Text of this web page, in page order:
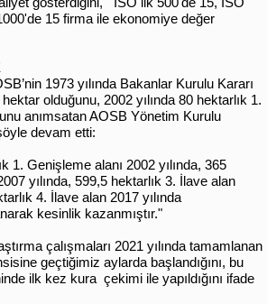
15 firma ile ekonomiye değer
1973 yılında Bakanlar Kurulu Kararı
olduğunu, 2002 yılında 80 hektarlık 1.
anımsatan AOSB Yönetim Kurulu
devam etti:
1. Genişleme alanı 2002 yılında, 365
yılında, 599,5 hektarlık 3. İlave alan
4. İlave alan 2017 yılında
kesinlik kazanmıştır."
çalışmaları 2021 yılında tamamlanan
geçtiğimiz aylarda başlandığını, bu
ilk kez kura çekimi ile yapıldığını ifade